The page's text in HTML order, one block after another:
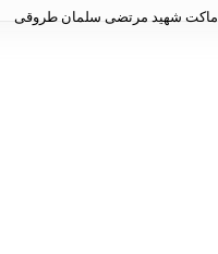
ماکت شهید مرتضی سلمان طروقی